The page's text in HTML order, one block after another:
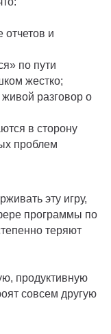
и
по пути
жестко;
разговор о
в сторону
проблем
эту игру,
программы по
теряют
продуктивную
совсем другую